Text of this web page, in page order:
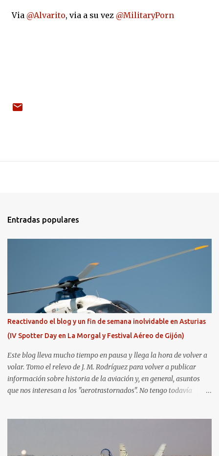
Via @Alvarito, via a su vez @MilitaryPorn
Entradas populares
Reactivando el blog y un fin de semana inolvidable en Asturias
(IV Spotter Day en La Morgal y Festival Aéreo de Gijón)
Este blog lleva mucho tiempo en pausa y llega la hora de volver a
volar. Tomo el relevo de J. M. Rodríguez para volver a publicar
información sobre historia de la aviación y, en general, asuntos
que nos interesan a los "aerotrastornados". No tengo todavía
Aerospotters Principado a una genial sesión fotográfica en el